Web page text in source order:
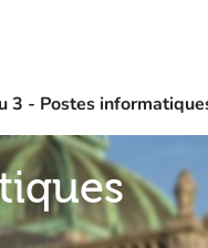
3 - Postes